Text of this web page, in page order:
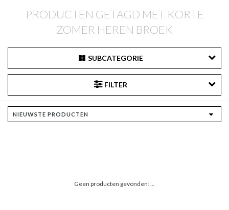
PRODUCTEN GETAGD MET KORTE
ZOMER HEREN BROEK
SUBCATEGORIE
FILTER
Geen producten gevonden!...